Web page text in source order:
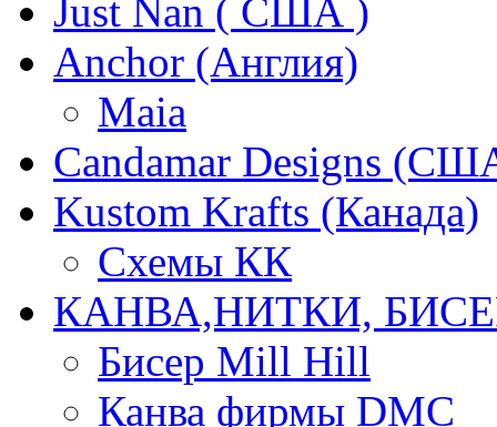
Just Nan ( США )
Anchor (Англия)
Maia
Candamar Designs
Kustom Krafts (Канада)
Схемы КК
КАНВА,НИТКИ,
Бисер Mill Hill
Канва фирмы DMC